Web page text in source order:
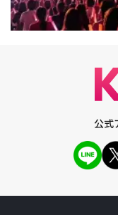
公式